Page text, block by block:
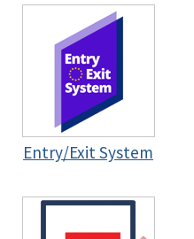
Entry/Exit System